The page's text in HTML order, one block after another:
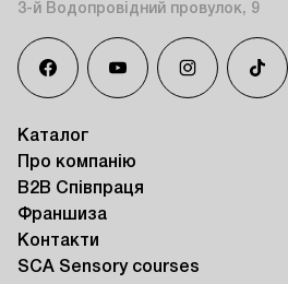
3-й Водопровідний провулок, 9
Каталог
Про компанію
B2B Співпраця
Франшиза
Контакти
SCA Sensory courses